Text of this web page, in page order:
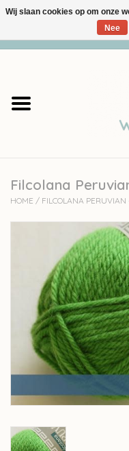
Garens
Accessoires
workshops
Cadeaubon
Solden
Over wolder
Filcolana
HOME / FILCOLANA
Wij slaan cookies op om onze
Nee